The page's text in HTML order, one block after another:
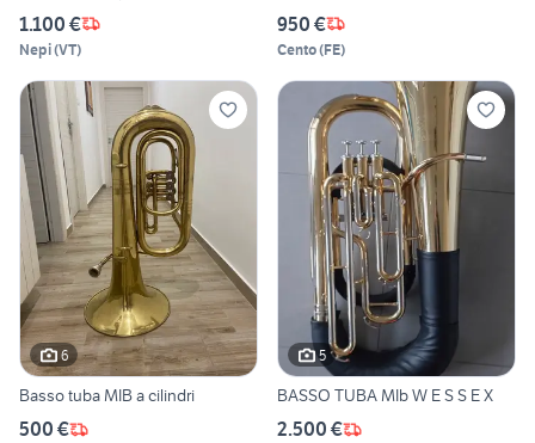
1.100 €
Nepi(VT)
950 €
Cento(FE)
6
Basso tuba MIB a cilindri
500 €
5
BASSO TUBA MIb W E S S E X
2.500 €